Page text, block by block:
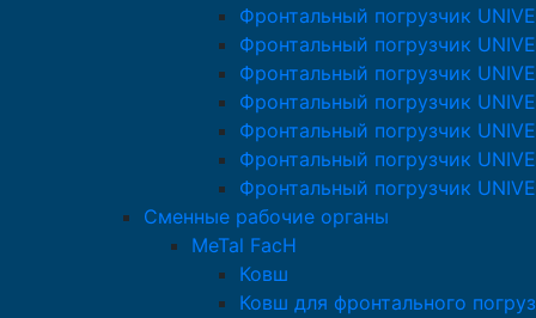
Фронтальный погрузчик
Фронтальный погрузчик
Фронтальный погрузчик
Фронтальный погрузчик
Фронтальный погрузчик
Фронтальный погрузчик
Фронтальный погрузчик
Сменные рабочие органы
MeTal FacH
Ковш
Ковш для фронтального